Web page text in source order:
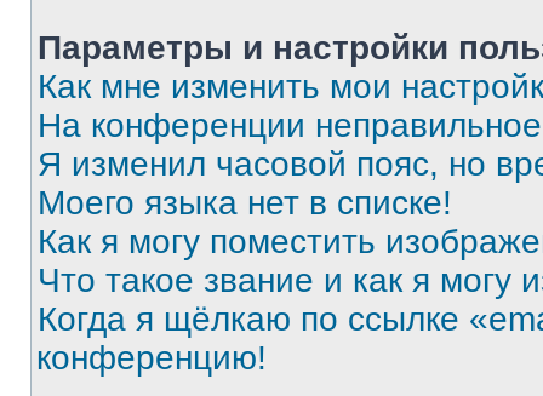
Параметры и настройки
Как мне изменить мои
На конференции
Я изменил часовой пояс, но
Моего языка нет в списке!
Как я могу поместить
Что такое звание и как я могу
Когда я щёлкаю по ссылке
конференцию!